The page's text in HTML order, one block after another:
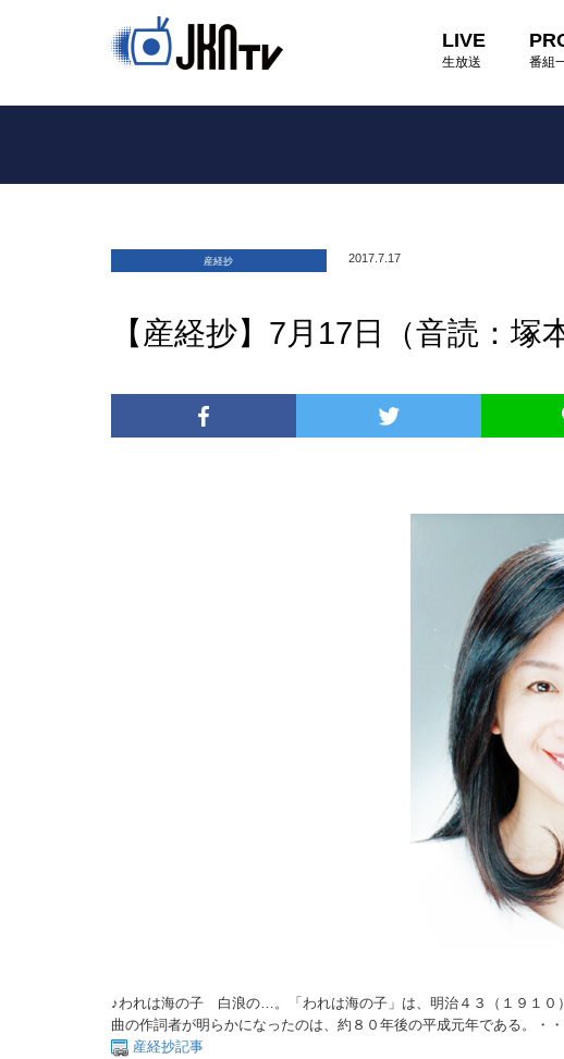
LIVE
生放送 番組
産経抄 2017.7.17
【産経抄】7月17日（音読：塚
♪われは海の子 白浪の…。「われは海の子」は、明治４３（１９１０
曲の作詞者が明らかになったのは、約８０年後の平成元年である。・・
産経抄記事